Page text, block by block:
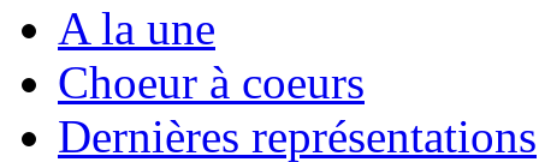
A la une
Choeur à coeurs
Dernières représentations